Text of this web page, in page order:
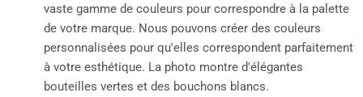
vaste gamme de couleurs pour correspondre à la palette
de votre marque. Nous pouvons créer des couleurs
personnalisées pour qu'elles correspondent parfaitement
à votre esthétique. La photo montre d'élégantes
bouteilles vertes et des bouchons blancs.